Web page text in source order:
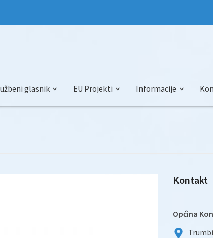
glasnik EU Projekti Informacije
Kontakt
Općina